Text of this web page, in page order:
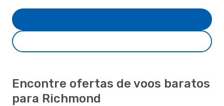
Encontre ofertas de voos baratos
para Richmond